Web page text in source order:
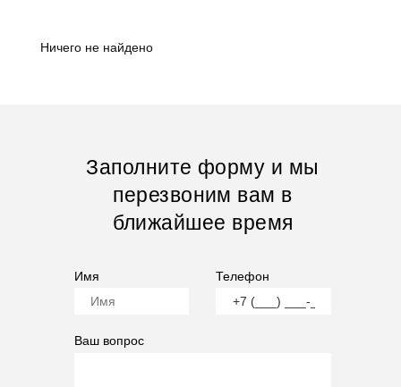
Ничего не найдено
Заполните форму и мы
перезвоним вам в
ближайшее время
Имя Телефон
Ваш вопрос